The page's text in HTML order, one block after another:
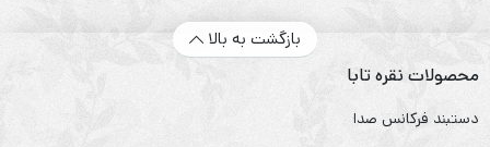
بازگشت به بالا
محصولات نقره تابا
دستبند فرکانس صدا